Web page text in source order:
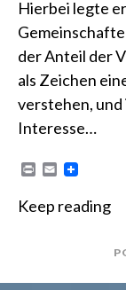
Hierbei legte
der Anteil der
als Zeichen
verstehen, und
Interesse…
P
n
E
i
Keep reading